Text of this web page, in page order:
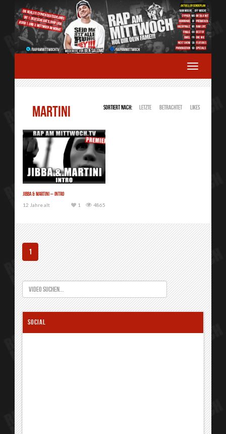
MARTINI Sortiert nach: Letzte Betrachtet Likes
Jibba & Martini – Intro
12 Jahre alt
4865
1
1
SOCIAL